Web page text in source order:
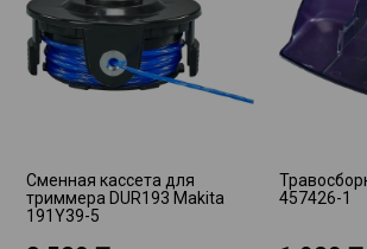
Сменная кассета для
триммера DUR193 Makita
191Y39-5
457426-1